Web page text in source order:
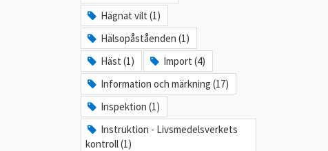
Hägnat vilt (1)
Hälsopåståenden (1)
Häst (1)
Import (4)
Information och märkning (17)
Inspektion (1)
Instruktion - Livsmedelsverkets
kontroll (1)